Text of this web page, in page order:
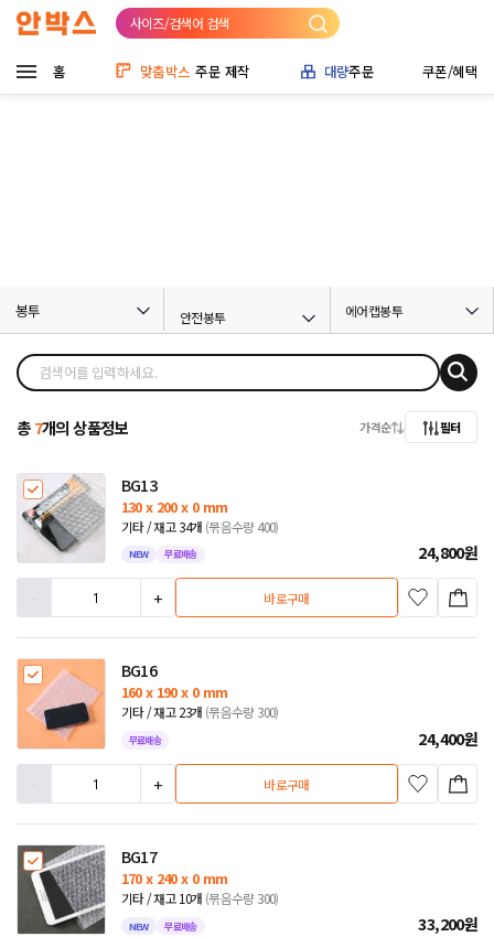
사이즈/검색어 검색
홈 맞춤박스 주문 제작 대량주문 쿠폰/혜택
봉투 안전봉투 에어캡봉투
총7개의 상품정보 가격순 필터
BG13
130 x 200 x 0 mm
기타 / 재고 34개 (묶음수량 400)
NEW 무료배송 24,800원
-
+ 바로구매
BG16
160 x 190 x 0 mm
기타 / 재고 23개 (묶음수량 300)
무료배송 24,400원
-
+ 바로구매
BG17
170 x 240 x 0 mm
기타 / 재고 10개 (묶음수량 300)
NEW 무료배송 33,200원